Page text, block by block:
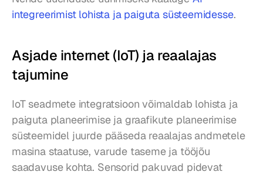
integreerimist lohista ja paiguta süsteemidesse.
Asjade internet (IoT) ja reaalajas
tajumine
IoT seadmete integratsioon võimaldab lohista ja
paiguta planeerimise ja graafikute planeerimise
süsteemidel juurde pääseda reaalajas andmetele
masina staatuse, varude taseme ja tööjõu
saadavuse kohta. Sensorid pakuvad pidevat